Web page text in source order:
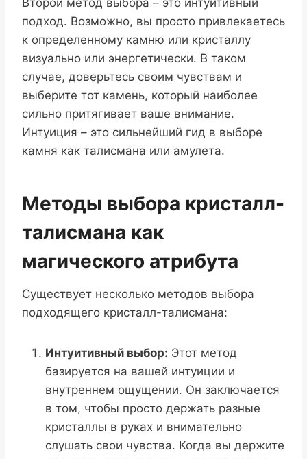
подход. Возможно, вы просто привлекаетесь
к определенному камню или кристаллу
визуально или энергетически. В таком
случае, доверьтесь своим чувствам и
выберите тот камень, который наиболее
сильно притягивает ваше внимание.
Интуиция – это сильнейший гид в выборе
камня как талисмана или амулета.
Методы выбора кристалл-
талисмана как
магического атрибута
Существует несколько методов выбора
подходящего кристалл-талисмана:
Интуитивный выбор: Этот метод
базируется на вашей интуиции и
внутреннем ощущении. Он заключается
в том, чтобы просто держать разные
кристаллы в руках и внимательно
слушать свои чувства. Когда вы держите